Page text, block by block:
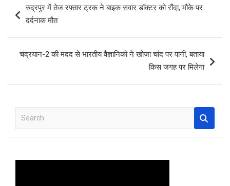
o
k
A
p
t
navigation
रुद्रपुर में तेज रफ्तार ट्रक ने बाइक सवार डॉक्टर को रौंदा, मौके पर
दर्दनाक मौत
चंद्रयान-2 की मदद से भारतीय वैज्ञानिकों ने खोजा चांद पर पानी, बताया
किस जगह पर मिलेगा
a